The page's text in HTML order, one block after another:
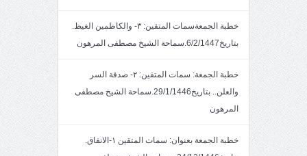
خطبة الجمعةسمات المتقين: ٣- والكاظمين الغيظ.
بتاريخ6/2/1447.سماحة الشيخ مصطفى المرهون
خطبة الجمعة: سمات المتقين: ٢- صدقة السر
والعلن.. بتاريخ29/1/1446.سماحة الشيخ مصطفى
المرهون
خطبة الجمعة بعنوان: سمات المتقين ١-الانفاق.